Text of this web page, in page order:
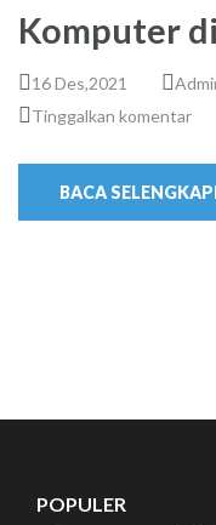
Komputer
16 Des,2021
Tinggalkan komentar
BACA
POPULER